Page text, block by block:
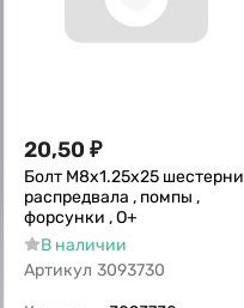
20,50 ₽
Болт M8x1.25x25 шестерни
распредвала , помпы ,
форсунки , О+
В наличии
Артикул 3093730